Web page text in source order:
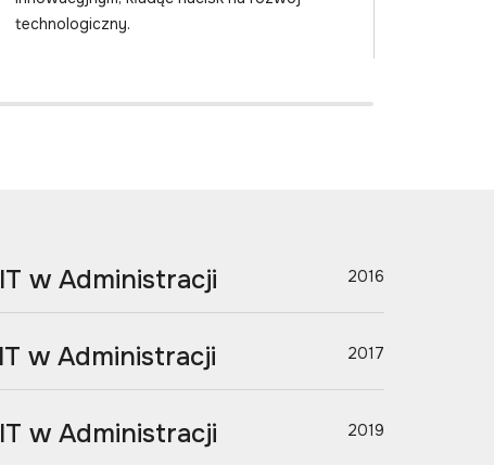
technologiczny.
w Administracji 2016
w Administracji 2017
w Administracji 2019